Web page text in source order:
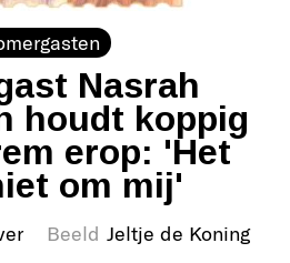
Nasrah
houdt koppig
erop: 'Het
om mij'
Beeld Jeltje de Koning